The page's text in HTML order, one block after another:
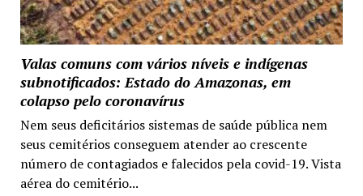
Valas comuns com vários níveis e indígenas
subnotificados: Estado do Amazonas, em
colapso pelo coronavírus
Nem seus deficitários sistemas de saúde pública nem
seus cemitérios conseguem atender ao crescente
número de contagiados e falecidos pela covid-19. Vista
aérea do cemitério...